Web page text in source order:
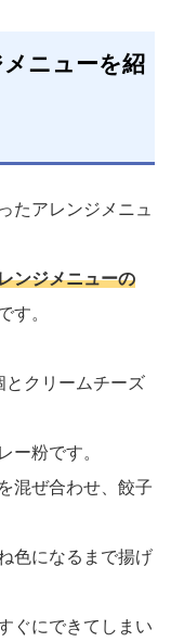
ニューを紹
たアレンジメニュ
ンジメニューの
す。
とクリームチーズ
ー粉です。
混ぜ合わせ、餃子
色になるまで揚げ
ぐにできてしまい